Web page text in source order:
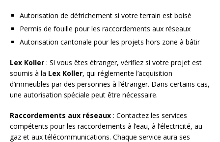
Autorisation de défrichement si votre terrain est boisé
Permis de fouille pour les raccordements aux réseaux
Autorisation cantonale pour les projets hors zone à bâtir
Lex Koller : Si vous êtes étranger, vérifiez si votre projet est
soumis à la Lex Koller, qui réglemente l’acquisition
d’immeubles par des personnes à l’étranger. Dans certains cas,
une autorisation spéciale peut être nécessaire.
Raccordements aux réseaux : Contactez les services
compétents pour les raccordements à l’eau, à l’électricité, au
gaz et aux télécommunications. Chaque service aura ses